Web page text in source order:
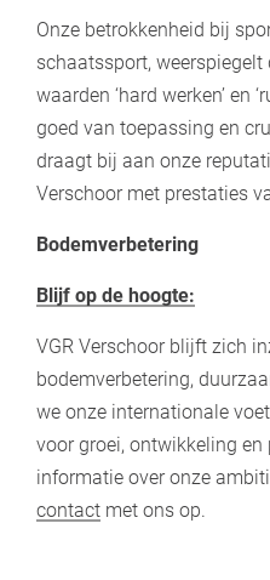
Onze betrokkenheid bij
schaatssport,
waarden ‘hard werken’ en
goed van toepassing en
draagt bij aan onze
Verschoor met prestaties
Bodemverbetering
Blijf op de hoogte:
VGR Verschoor blijft zich
bodemverbetering,
we onze internationale
voor groei, ontwikkeling en
informatie over onze
contact met ons op.